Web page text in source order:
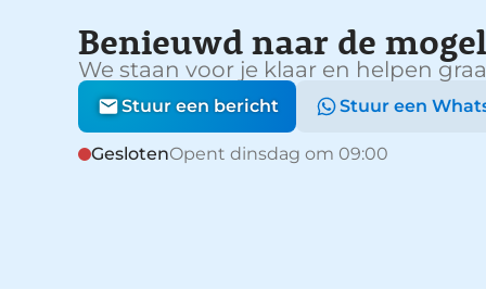
Benieuwd naar de
We staan voor je klaar en helpen
Stuur een bericht Stuur een
GeslotenOpent dinsdag om 09:00